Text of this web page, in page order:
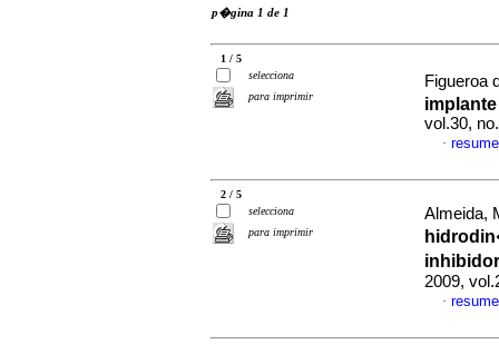
p�gina 1 de 1
1 / 5
selecciona
para imprimir
Figueroa
vol.30,
·
2 / 5
selecciona
para imprimir
Almeida,
2009,
·